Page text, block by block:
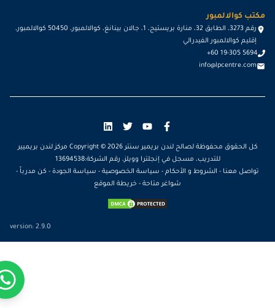
مكتب كوالالمبور
رقم 3273، الطابق 32، منارة بريستيج، 1، جالان بينانغ، كوالالمبور، 50450 كوالالمبور،
إقليم كوالالمبور الفيدرالي
+60 19-305 5694
info@lpcentre.com
كل الحقوق محفوظة لصالح لندن بريمير سنتر Copyright ©2026
مركز لندن بريميير
للتدريب، مسجل في إنجلترا وويلز، رقم الشركة:13694538
تواصل معنا - الشروط و الأحكام - سياسة الخصوصية - سياسة الجودة - كن مدرباً -
شواغر متاحة - خريطة الموقع
version:2.9.0